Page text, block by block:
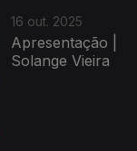
16 out. 2025
Apresentação |
Solange Vieira